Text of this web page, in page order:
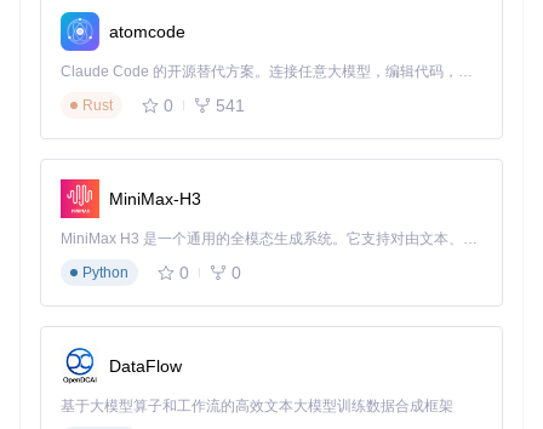
优势：支持功能定制与源码级优化；
局限：需30分钟以上编译时间，依赖完整开发环境。
Docker容器化部署
适用场景：环境隔离、多版本测试
实施步骤：
docker pull plotjuggler/plotjuggler:latest
docker run -it --
  -v /tmp:/data \
# 挂载数据目录
  --net=host \
# 网络配置，如需访问本地服务
  plotjuggler/plotjuggler
# 启动容器
优势：环境一致性高，支持多版本并行测试；
局限：图形性能略有损耗，需配置X11转发。
AppImage便携部署
atomcode
Claude Code 的开源替代方案。连接任意大模型，编辑代码，运行命令，自动验证 — 全自动执行。用 Rust 构建，极致性能。 ｜ An open-source alternative to Claude Code. Connect any LLM, edit code, run commands, and verify changes — autonomously. Built in Rust for speed. Get Started
Rust
0 541
MiniMax-H3
MiniMax H3 是一个通用的全模态生成系统。它支持对由文本、图像、视频和音频组成的多模态上下文进行统一理解，并能生成分辨率高达 2K、时长可达 15 秒的带原生立体声音频的视频。得益于面向任务泛化的系统设计，H3 在预训练阶段就已具备广泛的多模态上下文理解与生成能力，能够出色地执行复杂的多模态指令。
Python
0 0
DataFlow
基于大模型算子和工作流的高效文本大模型训练数据合成框架